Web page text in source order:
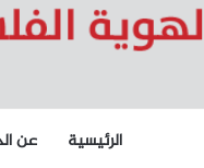
الرئيسية عن